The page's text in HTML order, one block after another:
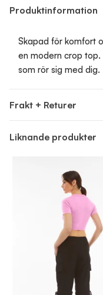
Produktinformation
Skapad för komfort
en modern crop
som rör sig med
Frakt + Returer
Liknande produkter